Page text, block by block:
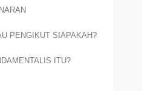
PENGIKUT SIAPAKAH?
ITU?